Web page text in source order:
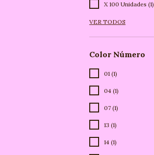
X 100 Unidades (1)
VER TODOS
Color Número
01 (1)
04 (1)
07 (1)
13 (1)
14 (1)